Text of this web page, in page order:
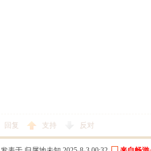
回复 支持 反对